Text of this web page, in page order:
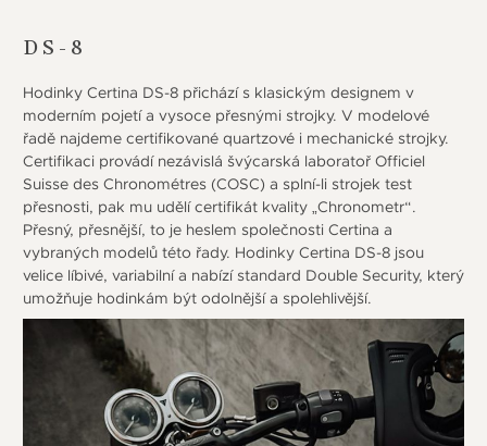
DS-8
Hodinky Certina DS-8 přichází s klasickým designem v
moderním pojetí a vysoce přesnými strojky. V modelové
řadě najdeme certifikované quartzové i mechanické strojky.
Certifikaci provádí nezávislá švýcarská laboratoř Officiel
Suisse des Chronométres (COSC) a splní-li strojek test
přesnosti, pak mu udělí certifikát kvality „Chronometr“.
Přesný, přesnější, to je heslem společnosti Certina a
vybraných modelů této řady. Hodinky Certina DS-8 jsou
velice líbivé, variabilní a nabízí standard Double Security, který
umožňuje hodinkám být odolnější a spolehlivější.